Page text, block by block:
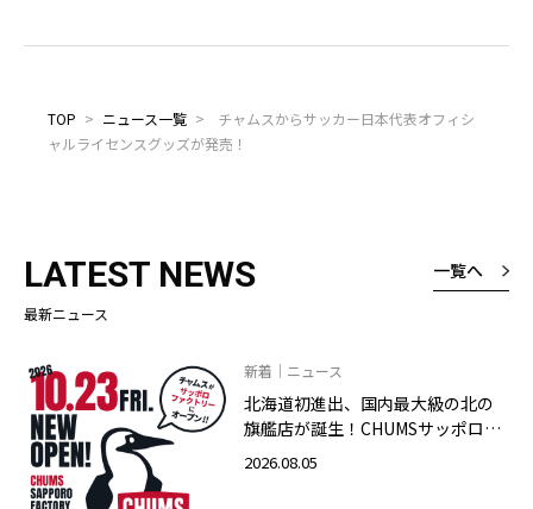
TOP > ニュース一覧 >
チャムスからサッカー日本代表オフィシ
ャルライセンスグッズが発売！
LATEST NEWS
最新ニュース
一覧へ
新着｜ニュース
北海道初進出、国内最大級の北の
旗艦店が誕生！CHUMSサッポロフ
ァクトリー店 2026年10月23日
2026.08.05